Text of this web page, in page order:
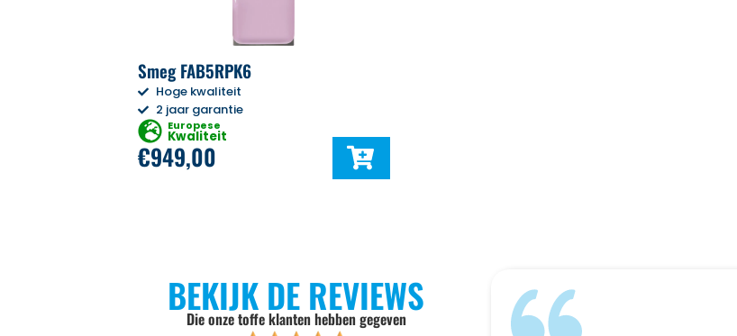
Smeg FAB5RPK6
Hoge kwaliteit
2 jaar garantie
Europese
Kwaliteit
€949,00
BEKIJK DE REVIEWS
Die onze toffe klanten hebben gegeven